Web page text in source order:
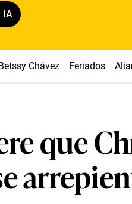
IA
Chávez Feriados
que